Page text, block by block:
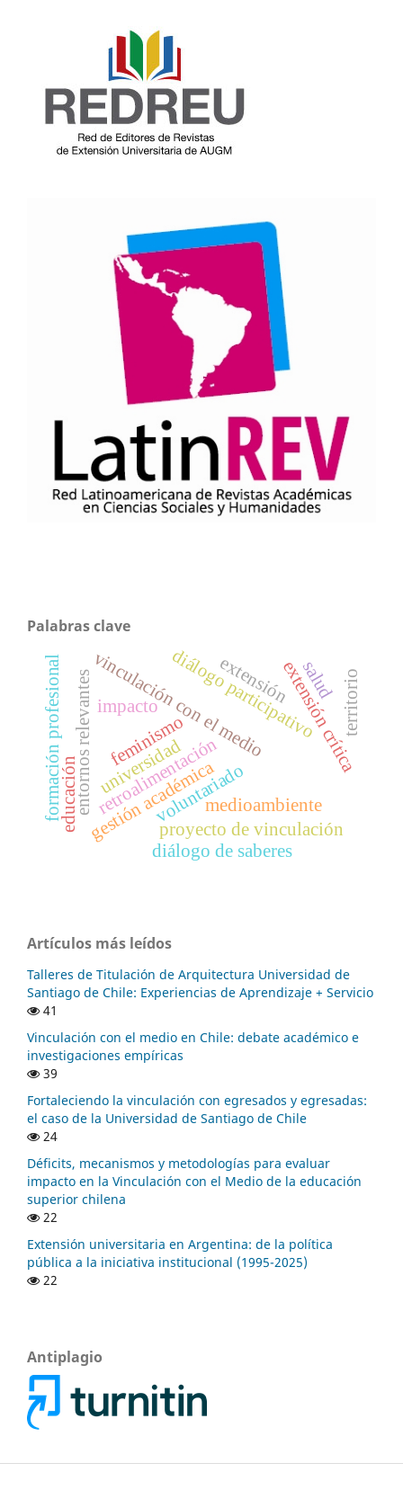
Palabras clave
vinculación con el medio
retroalimentación
entornos relevantes diálogo participativoextensión crítica
gestión académica
feminismo
universidad
extensión
voluntariado
proyecto de vinculación
territorio
educación
salud
medioambiente
diálogo de saberes
formación profesional impacto
Artículos más leídos
Talleres de Titulación de Arquitectura Universidad de
Santiago de Chile: Experiencias de Aprendizaje + Servicio
41
Vinculación con el medio en Chile: debate académico e
investigaciones empíricas
39
Fortaleciendo la vinculación con egresados y egresadas:
el caso de la Universidad de Santiago de Chile
24
Déficits, mecanismos y metodologías para evaluar
impacto en la Vinculación con el Medio de la educación
superior chilena
22
Extensión universitaria en Argentina: de la política
pública a la iniciativa institucional (1995-2025)
22
Antiplagio